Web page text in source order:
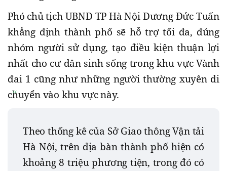
Phó chủ tịch UBND TP Hà Nội Dương Đức Tuấn
khẳng định thành phố sẽ hỗ trợ tối đa, đúng
nhóm người sử dụng, tạo điều kiện thuận lợi
nhất cho cư dân sinh sống trong khu vực Vành
đai 1 cũng như những người thường xuyên di
chuyển vào khu vực này.
Theo thống kê của Sở Giao thông Vận tải
Hà Nội, trên địa bàn thành phố hiện có
khoảng 8 triệu phương tiện, trong đó có